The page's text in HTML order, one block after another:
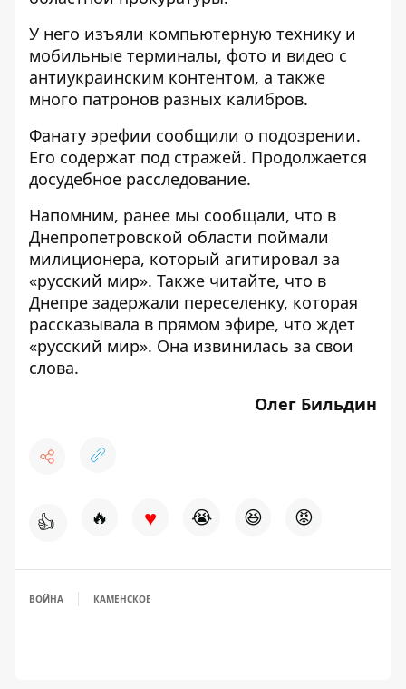
У него изъяли компьютерную технику и
мобильные терминалы, фото и видео с
антиукраинским контентом, а также
много патронов разных калибров.
Фанату эрефии сообщили о подозрении.
Его содержат под стражей. Продолжается
досудебное расследование.
Напомним, ранее мы сообщали, что в
Днепропетровской области поймали
милиционера, который агитировал за
«русский мир». Также читайте, что в
Днепре задержали переселенку, которая
рассказывала в прямом эфире, что ждет
«русский мир». Она извинилась за свои
слова.
Олег Бильдин
👍 🔥 ♥ 😭 😆 😡
ВОЙНА КАМЕНСКОЕ